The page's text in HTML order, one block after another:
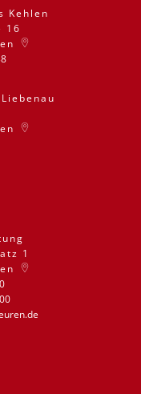
Kehlen
16
1